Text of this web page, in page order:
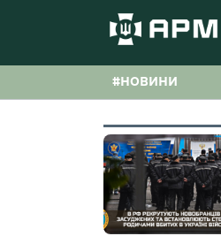
#НОВИНИ